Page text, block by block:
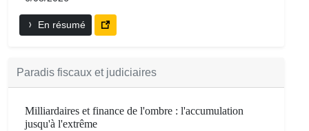
En résumé
Paradis fiscaux et judiciaires
Milliardaires et finance de l'ombre : l'accumulation
jusqu'à l'extrême